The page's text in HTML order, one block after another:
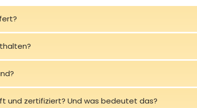
und zertifiziert? Und was bedeutet das?